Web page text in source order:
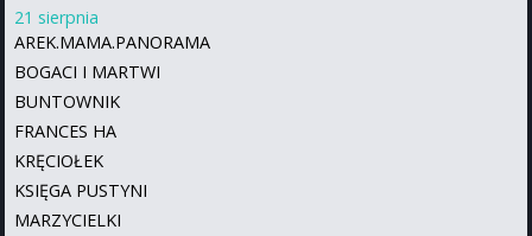
21 sierpnia
AREK.MAMA.PANORAMA
BOGACI I MARTWI
BUNTOWNIK
FRANCES HA
KRĘCIOŁEK
KSIĘGA PUSTYNI
MARZYCIELKI